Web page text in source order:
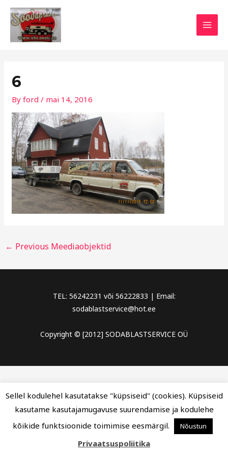
Skip
content
6
Byford/ mai 14, 2016
Post
navigation
← Previous Meediaobjektid
TEL: 56242231 või 56222833 | Email:
sodablastservice@hot.ee
Copyright © [2012] SODABLASTSERVICE OÜ
Sellel kodulehel kasutatakse "küpsiseid" (cookies). Küpsiseid
kasutame kasutajamugavuse suurendamise ja kodulehe
kõikide funktsioonide toimimise eesmärgil.
Nõustun
Privaatsuspoliitika